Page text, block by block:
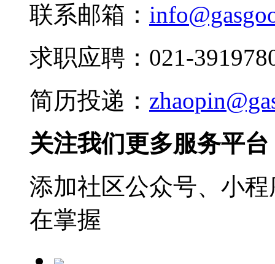
联系邮箱：
求职应聘：021-
简历投递：
关注我们更多服务平台
添加社区公众号、小
在掌握